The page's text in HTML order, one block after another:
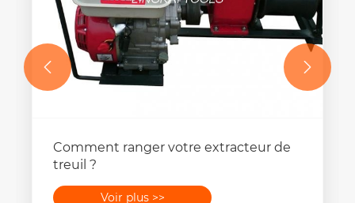
Comment ranger votre extracteur de
treuil ?
Voir plus >>
 